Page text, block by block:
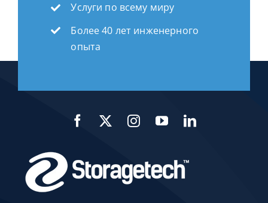
Услуги по всему миру
Более 40 лет инженерного
опыта